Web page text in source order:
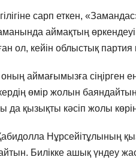
сарп еткен,
аймақтың
ол, кейін облыстық партия
аймағымызға сіңірген
өмір жолын
да қызықты кәсіп жолы
Нұрсейітұлының
Билікке ашық үндеу